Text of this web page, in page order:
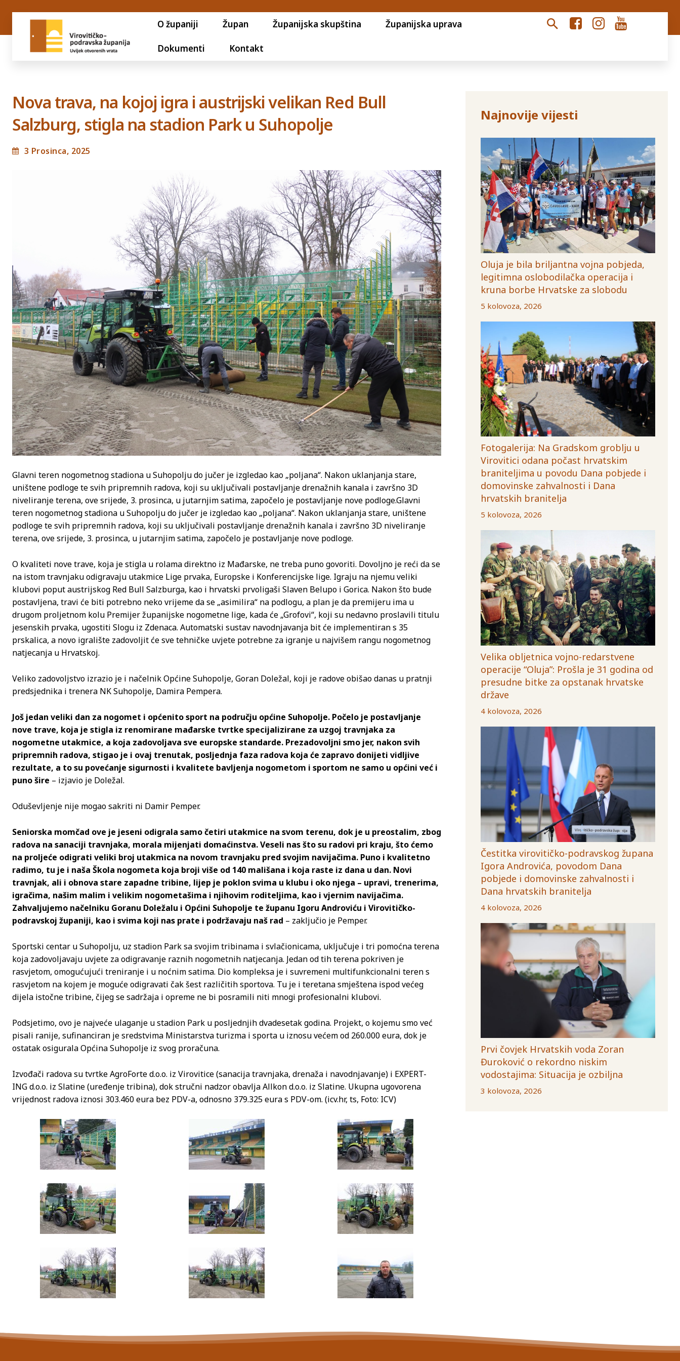
O županiji Župan Županijska skupština Županijska uprava
Dokumenti Kontakt
Nova trava, na kojoj igra i austrijski velikan Red Bull
Salzburg, stigla na stadion Park u Suhopolje
3 Prosinca, 2025
Glavni teren nogometnog stadiona u Suhopolju do jučer je izgledao kao „poljana“. Nakon uklanjanja stare,
uništene podloge te svih pripremnih radova, koji su uključivali postavljanje drenažnih kanala i završno 3D
niveliranje terena, ove srijede, 3. prosinca, u jutarnjim satima, započelo je postavljanje nove podloge.Glavni
teren nogometnog stadiona u Suhopolju do jučer je izgledao kao „poljana“. Nakon uklanjanja stare, uništene
podloge te svih pripremnih radova, koji su uključivali postavljanje drenažnih kanala i završno 3D niveliranje
terena, ove srijede, 3. prosinca, u jutarnjim satima, započelo je postavljanje nove podloge.
O kvaliteti nove trave, koja je stigla u rolama direktno iz Mađarske, ne treba puno govoriti. Dovoljno je reći da se
na istom travnjaku odigravaju utakmice Lige prvaka, Europske i Konferencijske lige. Igraju na njemu veliki
klubovi poput austrijskog Red Bull Salzburga, kao i hrvatski prvoligaši Slaven Belupo i Gorica. Nakon što bude
postavljena, travi će biti potrebno neko vrijeme da se „asimilira“ na podlogu, a plan je da premijeru ima u
drugom proljetnom kolu Premijer županijske nogometne lige, kada će „Grofovi“, koji su nedavno proslavili titulu
jesenskih prvaka, ugostiti Slogu iz Zdenaca. Automatski sustav navodnjavanja bit će implementiran s 35
prskalica, a novo igralište zadovoljit će sve tehničke uvjete potrebne za igranje u najvišem rangu nogometnog
natjecanja u Hrvatskoj.
Veliko zadovoljstvo izrazio je i načelnik Općine Suhopolje, Goran Doležal, koji je radove obišao danas u pratnji
predsjednika i trenera NK Suhopolje, Damira Pempera.
Još jedan veliki dan za nogomet i općenito sport na području općine Suhopolje. Počelo je postavljanje
nove trave, koja je stigla iz renomirane mađarske tvrtke specijalizirane za uzgoj travnjaka za
nogometne utakmice, a koja zadovoljava sve europske standarde. Prezadovoljni smo jer, nakon svih
pripremnih radova, stigao je i ovaj trenutak, posljednja faza radova koja će zapravo donijeti vidljive
rezultate, a to su povećanje sigurnosti i kvalitete bavljenja nogometom i sportom ne samo u općini već i
puno šire – izjavio je Doležal.
Oduševljenje nije mogao sakriti ni Damir Pemper.
Seniorska momčad ove je jeseni odigrala samo četiri utakmice na svom terenu, dok je u preostalim, zbog
radova na sanaciji travnjaka, morala mijenjati domaćinstva. Veseli nas što su radovi pri kraju, što ćemo
na proljeće odigrati veliki broj utakmica na novom travnjaku pred svojim navijačima. Puno i kvalitetno
radimo, tu je i naša Škola nogometa koja broji više od 140 mališana i koja raste iz dana u dan. Novi
travnjak, ali i obnova stare zapadne tribine, lijep je poklon svima u klubu i oko njega – upravi, trenerima,
igračima, našim malim i velikim nogometašima i njihovim roditeljima, kao i vjernim navijačima.
Zahvaljujemo načelniku Goranu Doležalu i Općini Suhopolje te županu Igoru Androviću i Virovitičko-
podravskoj županiji, kao i svima koji nas prate i podržavaju naš rad – zaključio je Pemper.
Sportski centar u Suhopolju, uz stadion Park sa svojim tribinama i svlačionicama, uključuje i tri pomoćna terena
koja zadovoljavaju uvjete za odigravanje raznih nogometnih natjecanja. Jedan od tih terena pokriven je
rasvjetom, omogućujući treniranje i u noćnim satima. Dio kompleksa je i suvremeni multifunkcionalni teren s
rasvjetom na kojem je moguće odigravati čak šest različitih sportova. Tu je i teretana smještena ispod većeg
dijela istočne tribine, čijeg se sadržaja i opreme ne bi posramili niti mnogi profesionalni klubovi.
Podsjetimo, ovo je najveće ulaganje u stadion Park u posljednjih dvadesetak godina. Projekt, o kojemu smo već
pisali ranije, sufinanciran je sredstvima Ministarstva turizma i sporta u iznosu većem od 260.000 eura, dok je
ostatak osigurala Općina Suhopolje iz svog proračuna.
Izvođači radova su tvrtke AgroForte d.o.o. iz Virovitice (sanacija travnjaka, drenaža i navodnjavanje) i EXPERT-
ING d.o.o. iz Slatine (uređenje tribina), dok stručni nadzor obavlja Allkon d.o.o. iz Slatine. Ukupna ugovorena
vrijednost radova iznosi 303.460 eura bez PDV-a, odnosno 379.325 eura s PDV-om. (icv.hr, ts, Foto: ICV)
Najnovije vijesti
Oluja je bila briljantna vojna pobjeda,
legitimna oslobodilačka operacija i
kruna borbe Hrvatske za slobodu
5 kolovoza, 2026
Fotogalerija: Na Gradskom groblju u
Virovitici odana počast hrvatskim
braniteljima u povodu Dana pobjede i
domovinske zahvalnosti i Dana
hrvatskih branitelja
5 kolovoza, 2026
Velika obljetnica vojno-redarstvene
operacije “Oluja”: Prošla je 31 godina od
presudne bitke za opstanak hrvatske
države
4 kolovoza, 2026
Čestitka virovitičko-podravskog župana
Igora Androvića, povodom Dana
pobjede i domovinske zahvalnosti i
Dana hrvatskih branitelja
4 kolovoza, 2026
Prvi čovjek Hrvatskih voda Zoran
Đuroković o rekordno niskim
vodostajima: Situacija je ozbiljna
3 kolovoza, 2026